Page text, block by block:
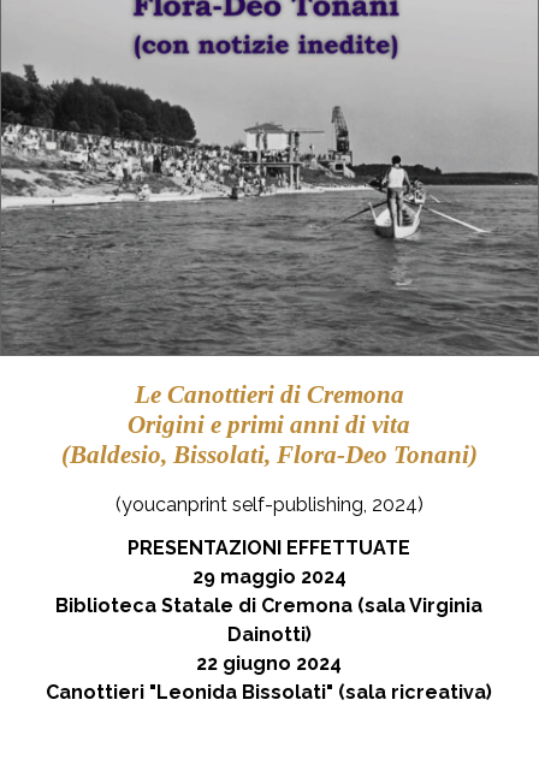
Le Canottieri di Cremona
Origini e primi anni di vita
(Baldesio, Bissolati, Flora-Deo Tonani)
(youcanprint self-publishing, 2024)
PRESENTAZIONI EFFETTUATE
29 maggio 2024
Biblioteca Statale di Cremona (sala Virginia
Dainotti)
22 giugno 2024
Canottieri "Leonida Bissolati" (sala ricreativa)